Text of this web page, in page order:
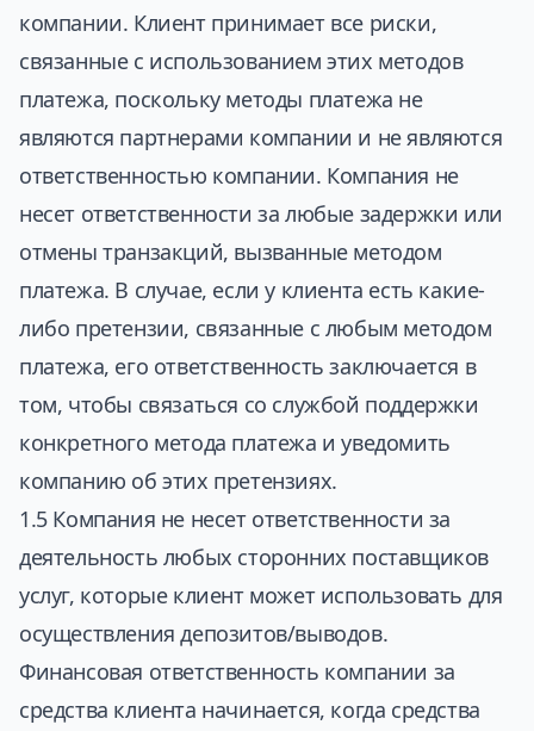
компании. Клиент принимает все риски,
связанные с использованием этих методов
платежа, поскольку методы платежа не
являются партнерами компании и не являются
ответственностью компании. Компания не
несет ответственности за любые задержки или
отмены транзакций, вызванные методом
платежа. В случае, если у клиента есть какие-
либо претензии, связанные с любым методом
платежа, его ответственность заключается в
том, чтобы связаться со службой поддержки
конкретного метода платежа и уведомить
компанию об этих претензиях.
1.5 Компания не несет ответственности за
деятельность любых сторонних поставщиков
услуг, которые клиент может использовать для
осуществления депозитов/выводов.
Финансовая ответственность компании за
средства клиента начинается, когда средства